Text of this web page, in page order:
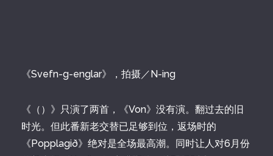
《Svefn-g-englar》，拍摄／N-ing
《（）》只演了两首，《Von》没有演。翻过去的旧
时光。但此番新老交替已足够到位，返场时的
《Popplagið》绝对是全场最高潮。同时让人对6月份